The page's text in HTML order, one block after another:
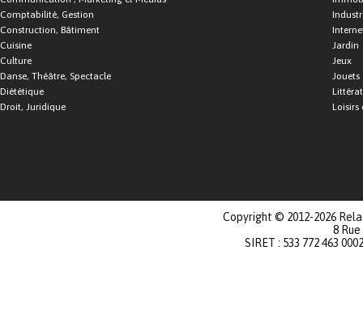
Comptabilité, Gestion
Construction, Bâtiment
Cuisine
Culture
Danse, Théâtre, Spectacle
Diététique
Droit, Juridique
Jardin
Jeux
Jouets
Loisirs
Copyright © 2012-2026
8
SIRET : 533 772 463